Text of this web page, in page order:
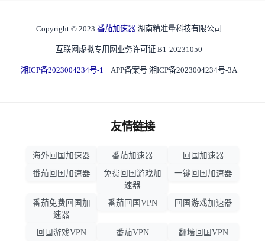
Copyright © 2023 番茄加速器 湖南精准量科技有限公司
互联网虚拟专用网业务许可证 B1-20231050
湘ICP备2023004234号-1 APP备案号 湘ICP备2023004234号-3A
友情链接
海外回国加速器 番茄加速器
回国加速器
番茄回国加速器
免费回国游戏加
速器
一键回国加速器
番茄免费回国加
速器
番茄回国VPN 回国游戏加速器
回国游戏VPN 番茄VPN 翻墙回国VPN